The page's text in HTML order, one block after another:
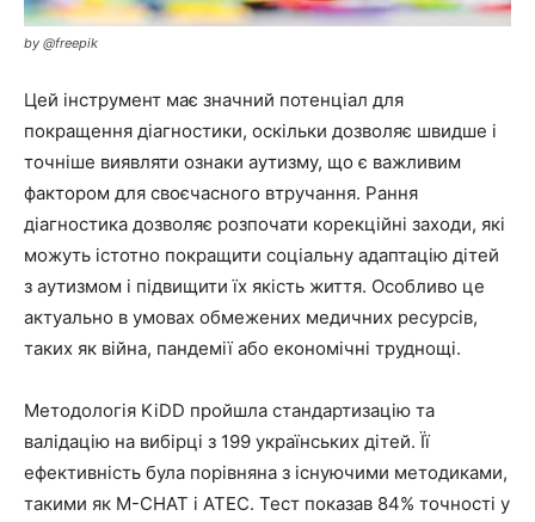
by @freepik
Цей інструмент має значний потенціал для
покращення діагностики, оскільки дозволяє швидше і
точніше виявляти ознаки аутизму, що є важливим
фактором для своєчасного втручання. Рання
діагностика дозволяє розпочати корекційні заходи, які
можуть істотно покращити соціальну адаптацію дітей
з аутизмом і підвищити їх якість життя. Особливо це
актуально в умовах обмежених медичних ресурсів,
таких як війна, пандемії або економічні труднощі.
Методологія KiDD пройшла стандартизацію та
валідацію на вибірці з 199 українських дітей. Її
ефективність була порівняна з існуючими методиками,
такими як M-CHAT і ATEC. Тест показав 84% точності у